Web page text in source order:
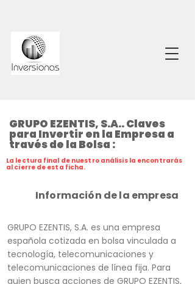
GRUPO EZENTIS, S.A.. Claves
para Invertir en la Empresa a
través de la Bolsa :
La lectura final de nuestro análisis la encontrarás
al cierre de esta ficha.
Información de la empresa
GRUPO EZENTIS, S.A. es una empresa
española cotizada en bolsa vinculada a
tecnología, telecomunicaciones y
telecomunicaciones de línea fija. Para
quien busca acciones de GRUPO EZENTIS,